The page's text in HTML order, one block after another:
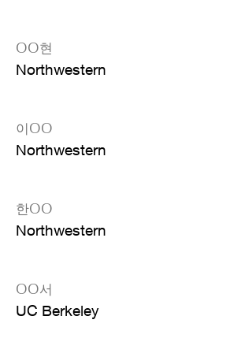
OO현
Northwestern
이OO
Northwestern
한OO
Northwestern
OO서
UC Berkeley